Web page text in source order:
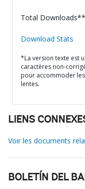
Total
Download Stats
*La version texte est
caractères non-
pour accommoder
lentes.
LIENS
Voir les documents
BOLETÍN DEL